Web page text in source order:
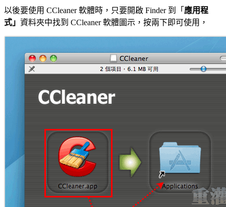
以後要使用 CCleaner 軟體時，只要開啟 Finder 到「 應用程
式」 資料夾中找到 CCleaner 軟體圖示，按兩下即可使用，